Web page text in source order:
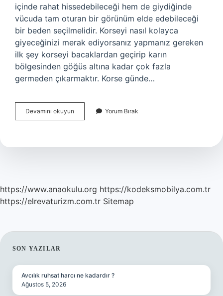
içinde rahat hissedebileceği hem de giydiğinde
vücuda tam oturan bir görünüm elde edebileceği
bir beden seçilmelidir. Korseyi nasıl kolayca
giyeceğinizi merak ediyorsanız yapmanız gereken
ilk şey korseyi bacaklardan geçirip karın
bölgesinden göğüs altına kadar çok fazla
germeden çıkarmaktır. Korse günde…
Devamını okuyun
Alırken
Nasıl
Yorum Bırak
https://www.anaokulu.org https://kodeksmobilya.com.tr
https://elrevaturizm.com.tr Sitemap
SIDEBAR
SON YAZILAR
Avcılık ruhsat harcı ne kadardır ?
Ağustos 5, 2026